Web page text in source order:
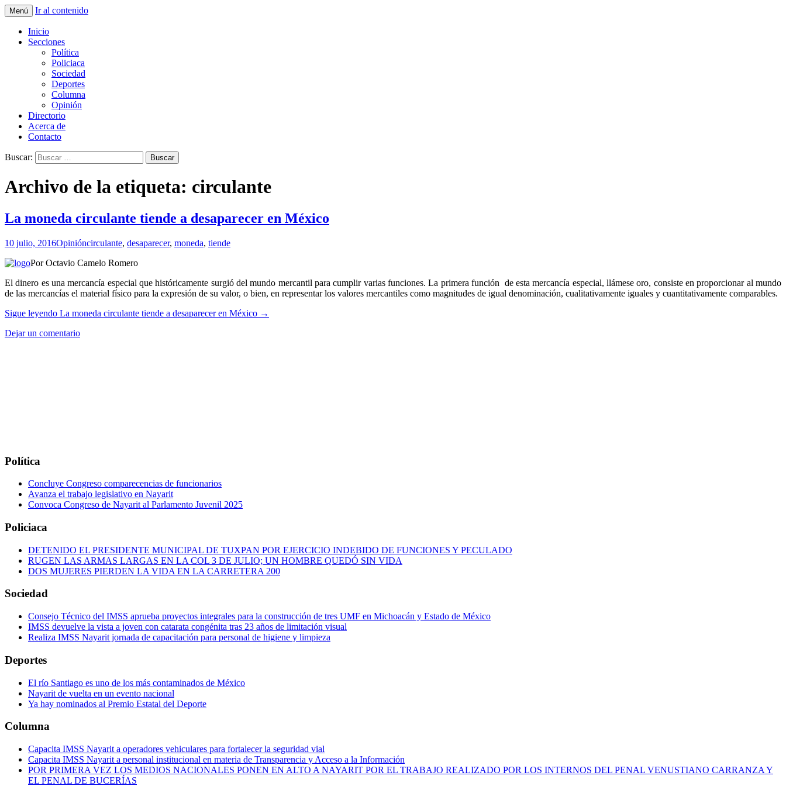
La Yunta de Tepic
Menú Ir al contenido
Inicio
Secciones
Política
Policiaca
Sociedad
Deportes
Columna
Opinión
Directorio
Acerca de
Contacto
Buscar:
Archivo de la etiqueta: circulante
La moneda circulante tiende a desaparecer en México
10 julio, 2016Opinióncirculante, desaparecer, moneda, tiende
Por Octavio Camelo Romero
El dinero es una mercancía especial que históricamente surgió del mundo mercantil para cumplir varias funciones. La primera función de esta mercancía especial, llámese oro, consiste en proporcionar al mundo
de las mercancías el material físico para la expresión de su valor, o bien, en representar los valores mercantiles como magnitudes de igual denominación, cualitativamente iguales y cuantitativamente comparables.
Sigue leyendo La moneda circulante tiende a desaparecer en México →
Dejar un comentario
Política
Concluye Congreso comparecencias de funcionarios
Avanza el trabajo legislativo en Nayarit
Convoca Congreso de Nayarit al Parlamento Juvenil 2025
Policiaca
DETENIDO EL PRESIDENTE MUNICIPAL DE TUXPAN POR EJERCICIO INDEBIDO DE FUNCIONES Y PECULADO
RUGEN LAS ARMAS LARGAS EN LA COL 3 DE JULIO; UN HOMBRE QUEDÓ SIN VIDA
DOS MUJERES PIERDEN LA VIDA EN LA CARRETERA 200
Sociedad
Consejo Técnico del IMSS aprueba proyectos integrales para la construcción de tres UMF en Michoacán y Estado de México
IMSS devuelve la vista a joven con catarata congénita tras 23 años de limitación visual
Realiza IMSS Nayarit jornada de capacitación para personal de higiene y limpieza
Deportes
El río Santiago es uno de los más contaminados de México
Nayarit de vuelta en un evento nacional
Ya hay nominados al Premio Estatal del Deporte
Columna
Capacita IMSS Nayarit a operadores vehiculares para fortalecer la seguridad vial
Capacita IMSS Nayarit a personal institucional en materia de Transparencia y Acceso a la Información
POR PRIMERA VEZ LOS MEDIOS NACIONALES PONEN EN ALTO A NAYARIT POR EL TRABAJO REALIZADO POR LOS INTERNOS DEL PENAL VENUSTIANO CARRANZA Y
EL PENAL DE BUCERÍAS